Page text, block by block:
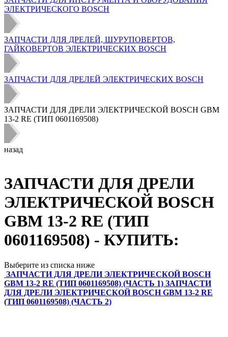
ЭЛЕКТРИЧЕСКОГО BOSCH
ЗАПЧАСТИ ДЛЯ ДРЕЛЕЙ, ШУРУПОВЕРТОВ,
ГАЙКОВЕРТОВ ЭЛЕКТРИЧЕСКИХ BOSCH
ЗАПЧАСТИ ДЛЯ ДРЕЛЕЙ ЭЛЕКТРИЧЕСКИХ BOSCH
ЗАПЧАСТИ ДЛЯ ДРЕЛИ ЭЛЕКТРИЧЕСКОЙ BOSCH GBM
13-2 RE (ТИП 0601169508)
назад
ЗАПЧАСТИ ДЛЯ ДРЕЛИ
ЭЛЕКТРИЧЕСКОЙ BOSCH
GBM 13-2 RE (ТИП
0601169508) - КУПИТЬ:
Выберите из списка ниже
ЗАПЧАСТИ ДЛЯ ДРЕЛИ ЭЛЕКТРИЧЕСКОЙ BOSCH
GBM 13-2 RE (ТИП 0601169508) (ЧАСТЬ 1) ЗАПЧАСТИ
ДЛЯ ДРЕЛИ ЭЛЕКТРИЧЕСКОЙ BOSCH GBM 13-2 RE
(ТИП 0601169508) (ЧАСТЬ 2)